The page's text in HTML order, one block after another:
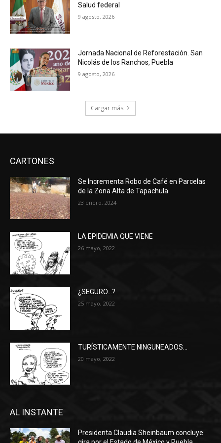
Salud federal
9 agosto, 2026
Jornada Nacional de Reforestación. San
Nicolás de los Ranchos, Puebla
9 agosto, 2026
Cargar más
CARTONES
Se Incrementa Robo de Café en Parcelas
de la Zona Alta de Tapachula
23 enero, 2024
LA EPIDEMIA QUE VIENE
26 mayo, 2022
¿SEGURO…?
25 mayo, 2022
TURÍSTICAMENTE NINGUNEADOS…
20 mayo, 2022
AL INSTANTE
Presidenta Claudia Sheinbaum concluye